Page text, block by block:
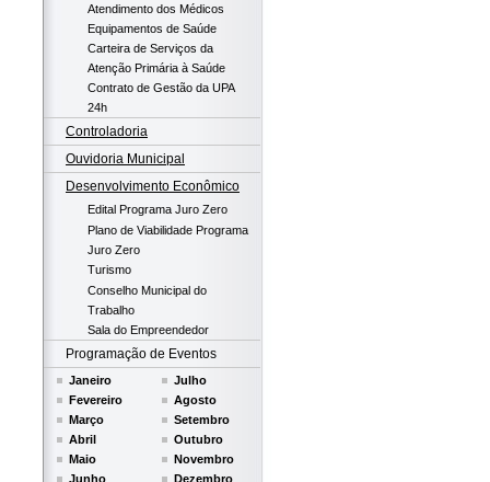
Atendimento dos Médicos
Equipamentos de Saúde
Carteira de Serviços da
Atenção Primária à Saúde
Contrato de Gestão da UPA
24h
Controladoria
Ouvidoria Municipal
Desenvolvimento Econômico
Edital Programa Juro Zero
Plano de Viabilidade Programa
Juro Zero
Turismo
Conselho Municipal do
Trabalho
Sala do Empreendedor
Programação de Eventos
Janeiro
Fevereiro
Março
Abril
Maio
Junho
Julho
Agosto
Setembro
Outubro
Novembro
Dezembro